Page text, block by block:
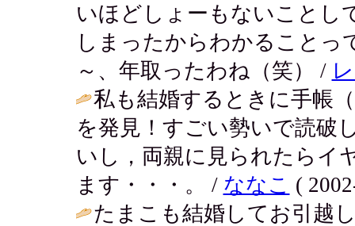
いほどしょーもないことし
しまったからわかることっ
～、年取ったわね（笑） /
私も結婚するときに手帳
を発見！すごい勢いで読破
いし，両親に見られたらイ
ます・・・。 / ななこ (
たまこも結婚してお引越